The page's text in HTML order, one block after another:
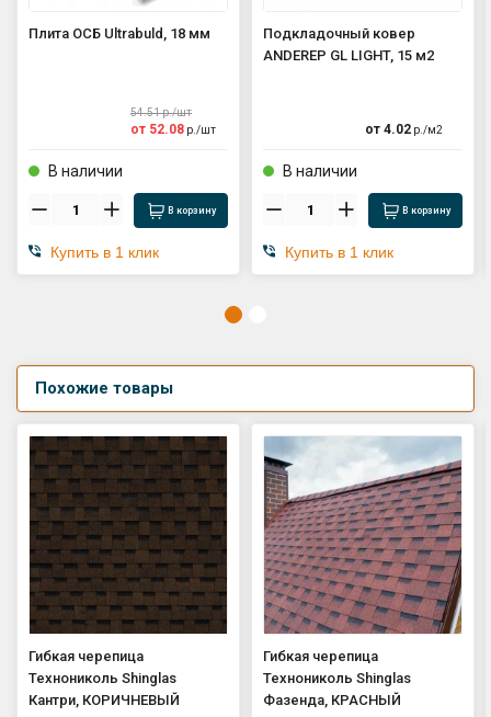
Плита ОСБ Ultrabuld, 18 мм
54.51р./шт
от 52.08 р./шт
В наличии
В корзину
Купить в 1 клик
Подкладочный ковер
ANDEREP GL LIGHT, 15 м2
от 4.02 р./м2
В наличии
В корзину
Купить в 1 клик
Похожие товары
Гибкая черепица
Технониколь Shinglas
Кантри, КОРИЧНЕВЫЙ
Гибкая черепица
Технониколь Shinglas
Фазенда, КРАСНЫЙ